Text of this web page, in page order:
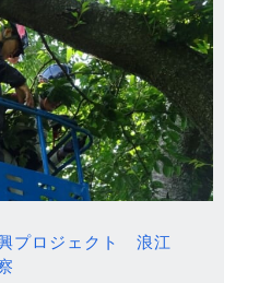
プロジェクト 浪江